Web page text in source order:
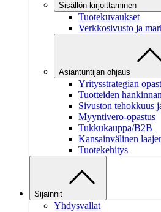
Sisällön kirjoittaminen
Tuotekuvaukset
Verkkosivusto ja
Asiantuntijan ohjaus
Yritysstrategian
Tuotteiden
Sivuston tehokkuus
Myyntivero-opastus
Tukkukauppa/B2B
Kansainvälinen
Tuotekehitys
Sijainnit
Yhdysvallat